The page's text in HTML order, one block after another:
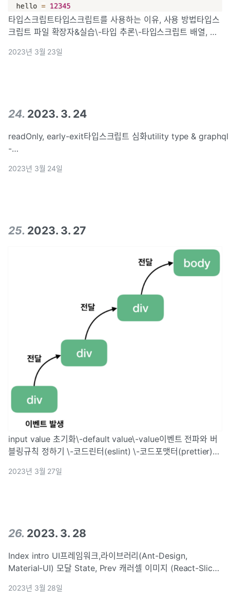
타입스크립트타입스크립트를 사용하는 이유, 사용 방법타입스
크립트 파일 확장자&실습\-타입 추론\-타입스크립트 배열, 객
를 때API응답 데이터의 타입은 어떻게 할까?graphql-
2023년 3월 23일
24. 2023. 3. 24
readOnly, early-exit타입스크립트 심화utility type & graphql
-
(이어서)Intro readOnly? defaultValue와 같은
2023년 3월 24일
25. 2023. 3. 27
input value 초기화\-default value\-value이벤트 전파와 버
블링규칙 정하기 \-코드린터(eslint) \-코드포맷터(prettier)
tag에서 처음
2023년 3월 27일
26. 2023. 3. 28
Index intro UI프레임워크,라이브러리(Ant-Design,
Material-UI) 모달 State, Prev 캐러셀 이미지 (React-Slick)
시간을 쏟지 마라 => 시간절약, 버그 최
2023년 3월 28일